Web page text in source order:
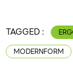
TAGGED :
MODERNFORM